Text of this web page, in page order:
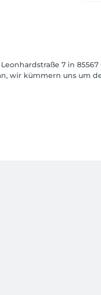
7 in
wir kümmern uns um